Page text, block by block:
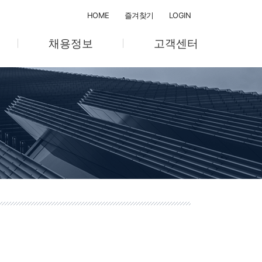
HOME 즐겨찾기 LOGIN
채용정보
교육계획/관리
고객센터
공지사항
온라인 문의